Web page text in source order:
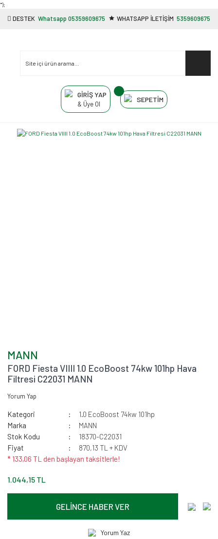
"');
DESTEK Whatsapp 05359609675 WHATSAPP İLETİŞİM 5359609675
GİRİŞ YAP
& Üye Ol
SEPETİM
MANN
FORD Fiesta VIIII 1.0 EcoBoost 74kw 101hp Hava
Filtresi C22031 MANN
Yorum Yap
Kategori
1.0 EcoBoost 74kw 101hp
Marka
MANN
Stok Kodu
18370-C22031
Fiyat
870,13 TL + KDV
* 133,06 TL den başlayan taksitlerle!
1.044,15 TL
GELİNCE HABER VER
Yorum Yaz